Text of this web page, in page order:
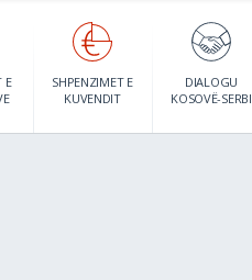
E
SHPENZIMET E
KUVENDIT
DIALOGU
KOSOVË-SERBI